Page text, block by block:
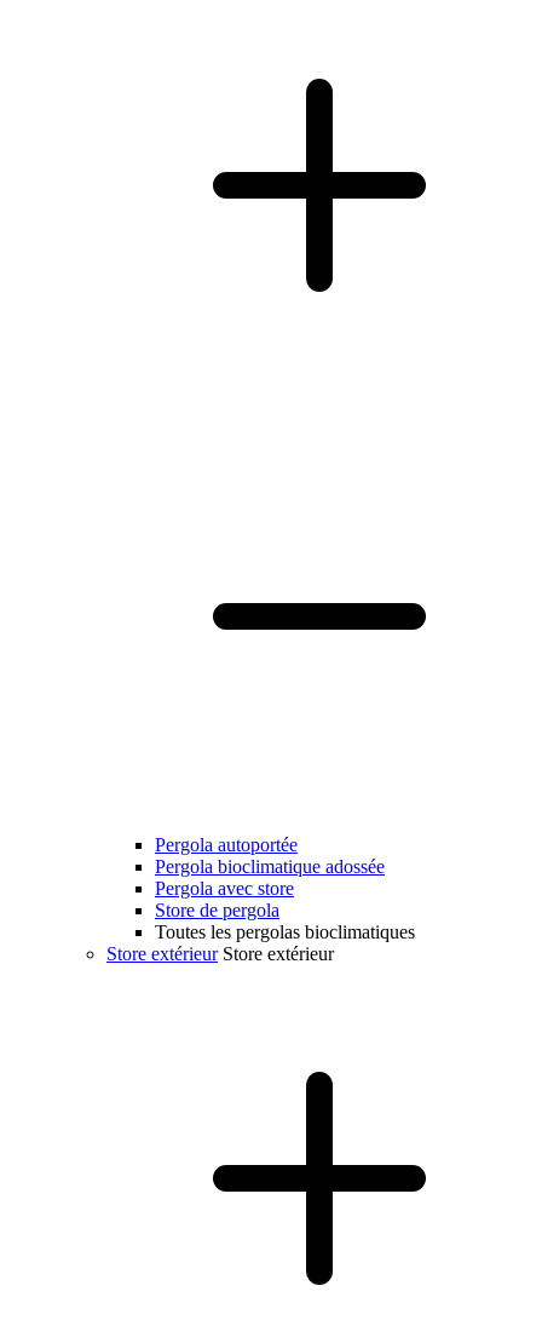
Pergola autoportée
Pergola bioclimatique adossée
Pergola avec store
Store de pergola
Toutes les pergolas bioclimatiques
Store extérieur Store extérieur